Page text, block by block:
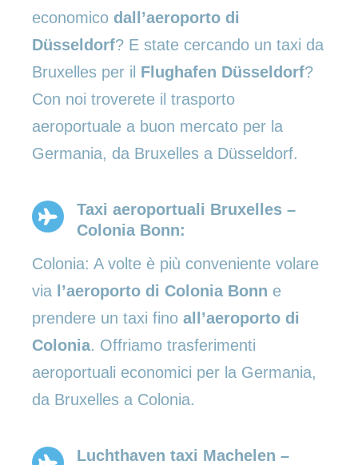
economico dall’aeroporto di
Düsseldorf? E state cercando un taxi da
Bruxelles per il Flughafen Düsseldorf?
Con noi troverete il trasporto
aeroportuale a buon mercato per la
Germania, da Bruxelles a Düsseldorf.
Taxi aeroportuali Bruxelles –
Colonia Bonn:
Colonia: A volte è più conveniente volare
via l’aeroporto di Colonia Bonn e
prendere un taxi fino all’aeroporto di
Colonia. Offriamo trasferimenti
aeroportuali economici per la Germania,
da Bruxelles a Colonia.
Luchthaven taxi Machelen –